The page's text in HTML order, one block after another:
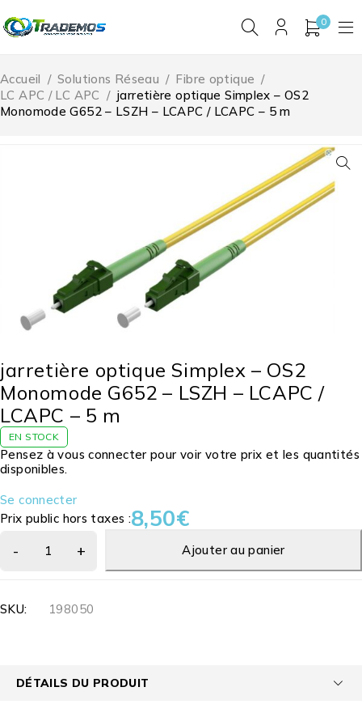
0
Accueil / Solutions Réseau / Fibre optique /
LC APC / LC APC / jarretière optique Simplex – OS2
Monomode G652 – LSZH – LCAPC / LCAPC – 5 m
jarretière optique Simplex – OS2
Monomode G652 – LSZH – LCAPC /
LCAPC – 5 m
EN STOCK
Pensez à vous connecter pour voir votre prix et les quantités
disponibles.
Se connecter
Prix public hors taxes :8,50€
Ajouter au panier
SKU: 198050
DÉTAILS DU PRODUIT